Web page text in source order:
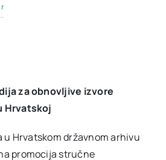
za obnovljive izvore
Hrvatskoj
u Hrvatskom državnom arhivu
promocija stručne